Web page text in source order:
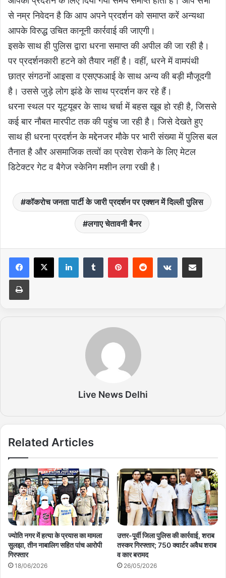
से नम्र निवेदन है कि आप अपने प्रदर्शन को समाप्त करें अन्यथा
आपके विरुद्ध उचित कानूनी कार्रवाई की जाएगी।
इसके साथ ही पुलिस द्वारा धरना समाप्त की अपील की जा रही है।
पर प्रदर्शनकारी हटने को तैयार नहीं है। वहीं, धरने में वामपंथी
छात्र संगठनों आइसा व एसएफआई के साथ अन्य की बड़ी मौजूदगी
है। उससे जुड़े लोग झंडे के साथ प्रदर्शन कर रहे हैं।
धरना स्थल पर यूट्यूबर के साथ चर्चा में बहस खूब हो रही है, जिससे
कई बार नौबत मारपीट तक की पहुंच जा रही है। जिसे देखते हुए
साथ ही धरना प्रदर्शन के मद्देनजर मौके पर भारी संख्या में पुलिस बल
तैनात है और असमाजिक तत्वों का प्रवेश रोकने के लिए मेटल
डिटेक्टर गेट व बैगेज स्केनिग मशीन लगा रखी है।
कॉकरोच जनता पार्टी के जारी प्रदर्शन पर एक्शन में दिल्ली पुलिस
लगाए चेतावनी बैनर
Live News Delhi
Related Articles
ज्योति नगर में हत्या के प्रयास का मामला
सुलझा, तीन नाबालिग सहित पांच आरोपी
गिरफ्तार
18/06/2026
उत्तर-पूर्वी जिला पुलिस की कार्रवाई, शराब
तस्कर गिरफ्तार; 750 क्वार्टर अवैध शराब
व कार बरामद
26/05/2026